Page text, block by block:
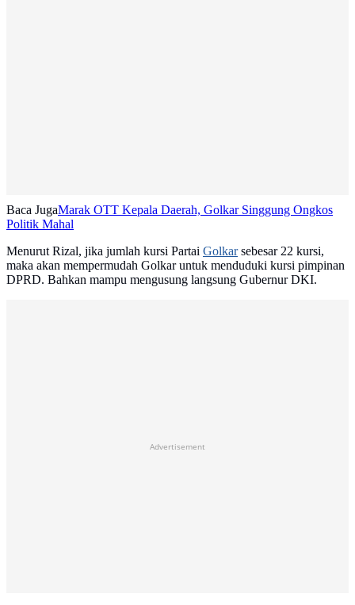
Baca JugaMarak OTT Kepala Daerah, Golkar Singgung Ongkos
Politik Mahal
Menurut Rizal, jika jumlah kursi Partai Golkarsebesar 22 kursi,
maka akan mempermudah Golkar untuk menduduki kursi pimpinan
DPRD. Bahkan mampu mengusung langsung Gubernur DKI.
Advertisement